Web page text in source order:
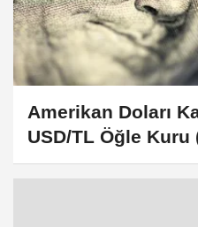
Amerikan Doları
USD/TL Öğle